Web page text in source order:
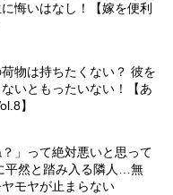
悔いはなし！【嫁を便利
物は持ちたくない？ 彼を
いともったいない！【あ
】
」って絶対悪いと思って
平然と踏み入る隣人…無
モヤが止まらない